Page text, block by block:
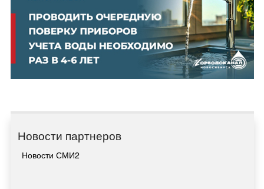
Новости партнеров
Новости СМИ2